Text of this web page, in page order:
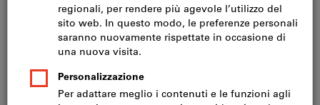
Prezzo per 1 Articolo
IVA inclusa Prezzo più spese di spedizione